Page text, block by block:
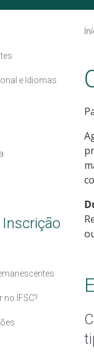
e Idiomas
IFSC?